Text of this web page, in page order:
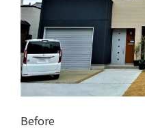
Before